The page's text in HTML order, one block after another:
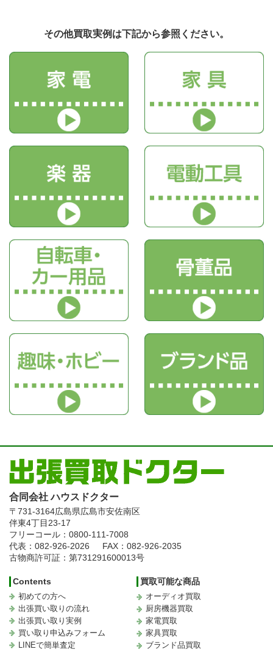
その他買取実例は下記から参照ください。
合同会社 ハウスドクター
〒731-3164広島県広島市安佐南区
伴東4丁目23-17
フリーコール：0800-111-7008
代表：082-926-2026
FAX：082-926-2035
古物商許可証：第731291600013号
Contents
初めての方へ
出張買い取りの流れ
出張買い取り実例
買い取り申込みフォーム
LINEで簡単査定
買取可能な商品
オーディオ買取
厨房機器買取
家電買取
家具買取
ブランド品買取